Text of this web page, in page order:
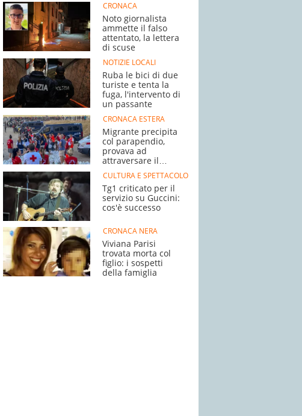
CRONACA
Noto giornalista
ammette il falso
attentato, la lettera
di scuse
NOTIZIE LOCALI
Ruba le bici di due
turiste e tenta la
fuga, l'intervento di
un passante
CRONACA ESTERA
Migrante precipita
col parapendio,
provava ad
attraversare il
confine
CULTURA E SPETTACOLO
Tg1 criticato per il
servizio su Guccini:
cos'è successo
CRONACA NERA
Viviana Parisi
trovata morta col
figlio: i sospetti
della famiglia